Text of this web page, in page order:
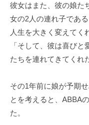
彼女はまた、彼の娘た
女の2人の連れ子であ
人生を大きく変えてく
「そして、彼は喜び
たちを連れてきてくれ
その1年前に娘が予期
とを考えると、ABBA
た。